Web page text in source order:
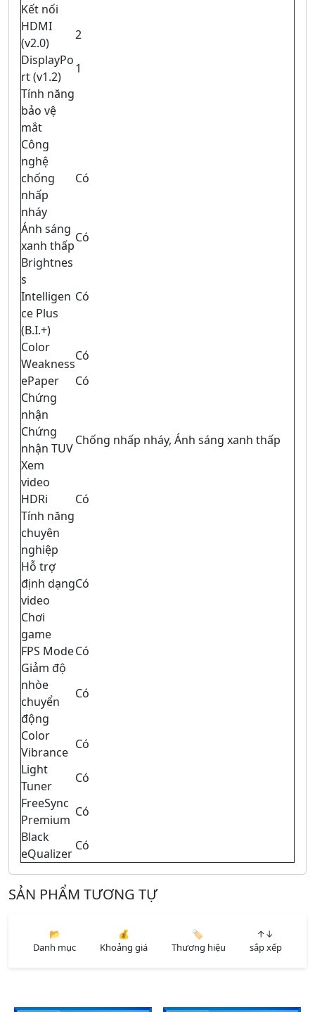
Kết nối
HDMI
(v2.0)
2
DisplayPo
rt (v1.2)
1
Tính năng
bảo vệ
mắt
Công
nghệ
chống
nhấp
nháy
Có
Ánh sáng
xanh thấp
Có
Brightnes
s
Intelligen
ce Plus
(B.I.+)
Có
Color
Weakness
Có
ePaper
Có
Chứng
nhận
Chứng
nhận TUV
Chống nhấp nháy, Ánh sáng xanh thấp
Xem
video
HDRi
Có
Tính năng
chuyên
nghiệp
Hỗ trợ
định dạng
video
Có
Chơi
game
FPS ModeCó
Giảm độ
nhòe
chuyển
động
Có
Color
Vibrance
Có
Light
Tuner
Có
FreeSync
Premium
Có
Black
eQualizer
Có
SẢN PHẨM TƯƠNG TỰ
📂
Danh mục
💰
Khoảng giá
🏷️
Thương hiệu
↑↓
sắp xếp